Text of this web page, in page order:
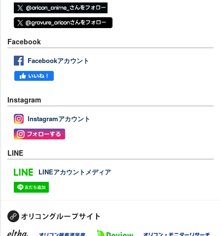
Facebook
Facebookアカウント
Instagram
Instagramアカウント
LINE
LINEアカウントメディア